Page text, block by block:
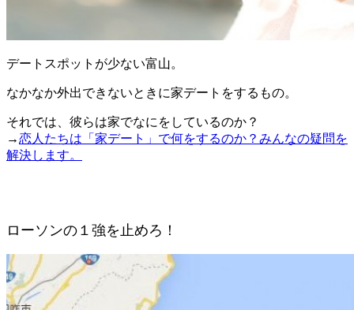
デートスポットが少ない富山。
なかなか外出できないときに家デートをするもの。
それでは、彼らは家でなにをしているのか？
→恋人たちは「家デート」で何をするのか？みんなの疑問を
解決します。
ローソンの１強を止めろ！